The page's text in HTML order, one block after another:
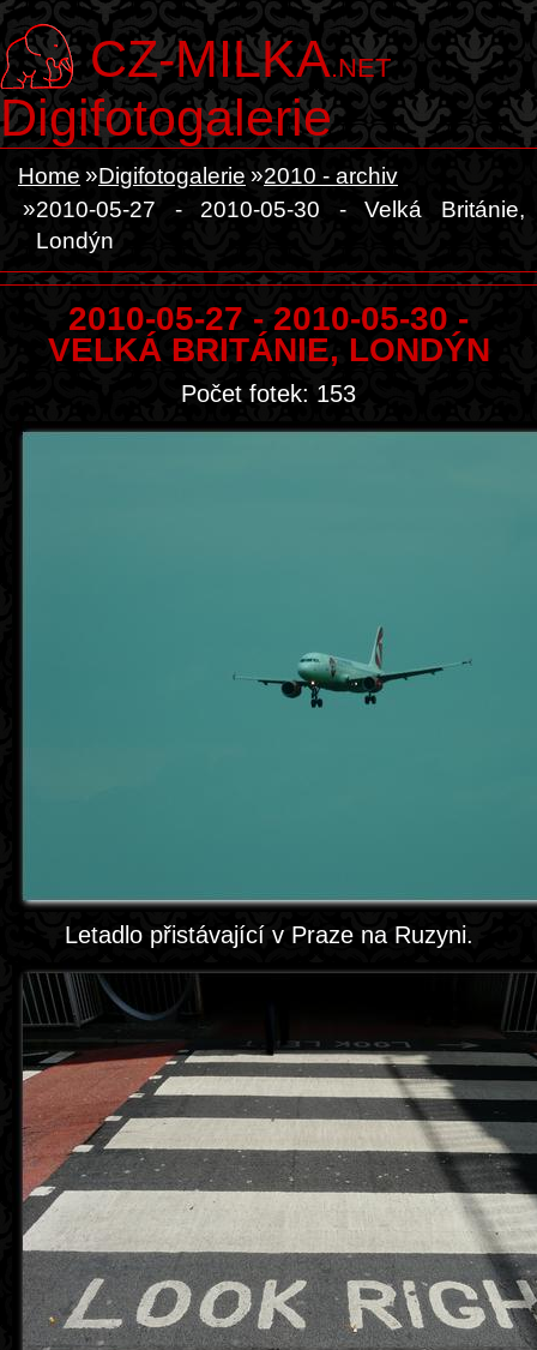
CZ-MILKA.NET
Digifotogalerie
Home Digifotogalerie
2010 - archiv
2010-05-27 - 2010-05-30 - Velká Británie,
Londýn
2010-05-27 - 2010-05-30 -
VELKÁ BRITÁNIE, LONDÝN
Počet fotek: 153
Letadlo přistávající v Praze na Ruzyni.